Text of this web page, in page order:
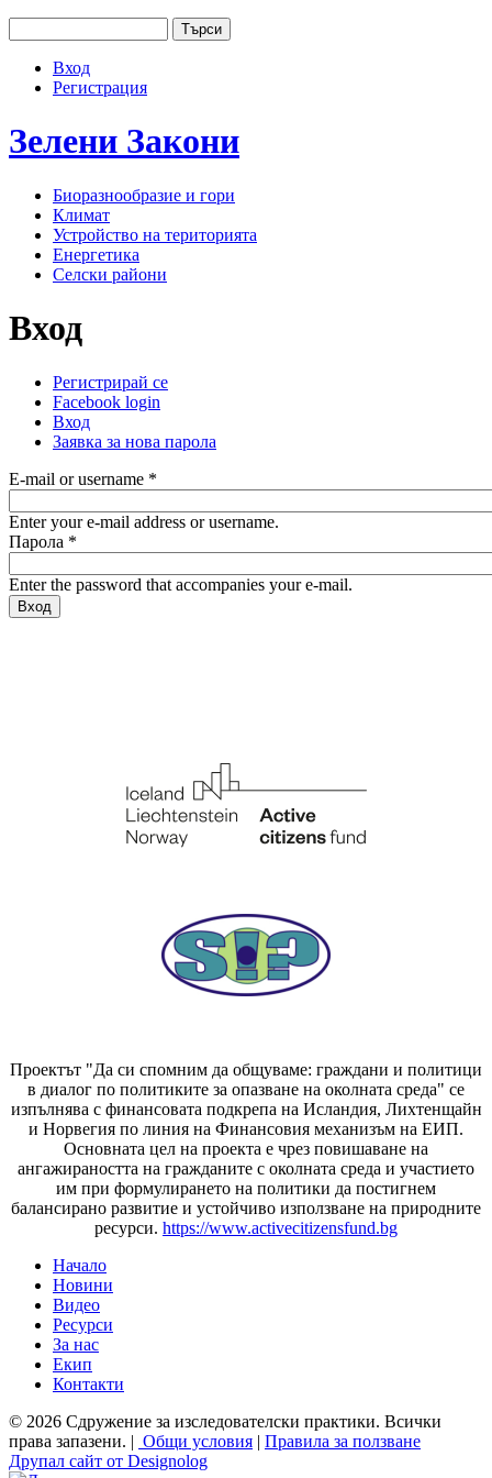
User menu
Вход
Регистрация
Зелени Закони
Биоразнообразие и гори
Климат
Устройство на територията
Енергетика
Селски райони
Вход
Primary tabs
Регистрирай се
Facebook login
Вход
Заявка за нова парола
E-mail or username *
Enter your e-mail address or username.
Парола *
Enter the password that accompanies your e-mail.
Проектът "Да си спомним да общуваме: граждани и политици
в диалог по политиките за опазване на околната среда" се
изпълнява с финансовата подкрепа на Исландия, Лихтенщайн
и Норвегия по линия на Финансовия механизъм на ЕИП.
Основната цел на проекта е чрез повишаване на
ангажираността на гражданите с околната среда и участието
им при формулирането на политики да постигнем
балансирано развитие и устойчиво използване на природните
ресурси. https://www.activecitizensfund.bg
Основно меню
Начало
Новини
Видео
Ресурси
За нас
Екип
Контакти
© 2026 Сдружение за изследователски практики. Всички
права запазени. | Общи условия | Правила за ползване
Друпал сайт от Designolog